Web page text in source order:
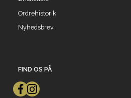
Ordrehistorik
Nyhedsbrev
FIND OS PÅ